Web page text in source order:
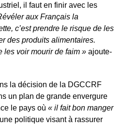
il faut en finir avec les
aux Français la
c’est prendre le risque de les
des produits alimentaires.
les voir mourir de faim »ajoute-
la décision de la DGCCRF
un plan de grande envergure
le pays où « il fait bon manger
politique visant à rassurer